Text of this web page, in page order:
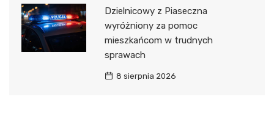
Dzielnicowy z Piaseczna
wyróżniony za pomoc
mieszkańcom w trudnych
sprawach
8 sierpnia 2026